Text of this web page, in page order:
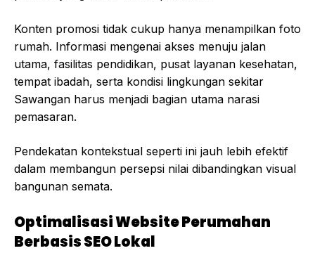
Konten promosi tidak cukup hanya menampilkan foto
rumah. Informasi mengenai akses menuju jalan
utama, fasilitas pendidikan, pusat layanan kesehatan,
tempat ibadah, serta kondisi lingkungan sekitar
Sawangan harus menjadi bagian utama narasi
pemasaran.
Pendekatan kontekstual seperti ini jauh lebih efektif
dalam membangun persepsi nilai dibandingkan visual
bangunan semata.
Optimalisasi Website Perumahan
Berbasis SEO Lokal